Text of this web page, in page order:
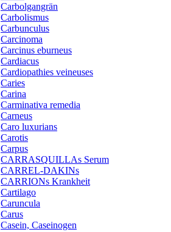
Carbolgangrän
Carbolismus
Carbunculus
Carcinoma
Carcinus eburneus
Cardiacus
Cardiopathies veineuses
Caries
Carina
Carminativa remedia
Carneus
Caro luxurians
Carotis
Carpus
CARRASQUILLAs Serum
CARREL-DAKINs
CARRIONs Krankheit
Cartilago
Caruncula
Carus
Casein, Caseinogen